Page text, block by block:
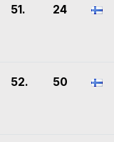
51. 24
52. 50